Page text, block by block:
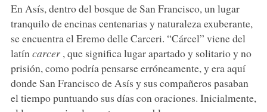
En Asís, dentro del bosque de San Francisco, un lugar
tranquilo de encinas centenarias y naturaleza exuberante,
se encuentra el Eremo delle Carceri. “Cárcel” viene del
latín carcer , que significa lugar apartado y solitario y no
prisión, como podría pensarse erróneamente, y era aquí
donde San Francisco de Asís y sus compañeros pasaban
el tiempo puntuando sus días con oraciones. Inicialmente,